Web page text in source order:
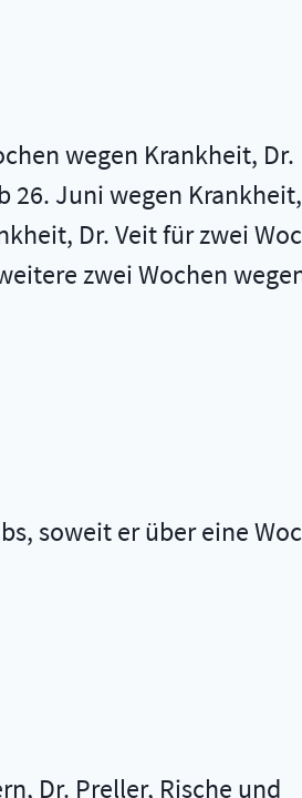
wegen Krankheit, Dr.
26. Juni wegen
Dr. Veit für zwei
zwei Wochen
soweit er über eine
Dr. Preller, Rische und